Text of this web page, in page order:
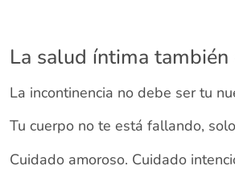
La salud íntima
La incontinencia no debe ser tu
Tu cuerpo no te está fallando,
Cuidado amoroso. Cuidado